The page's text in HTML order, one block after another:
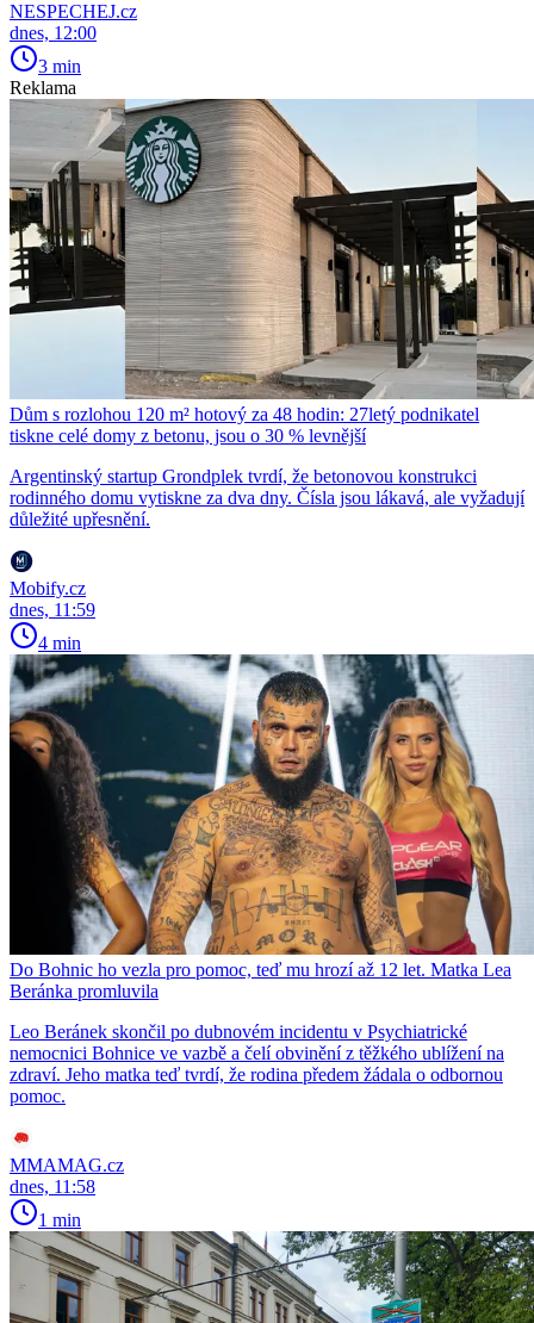
NESPECHEJ.cz
dnes, 12:00
3 min
Reklama
Dům s rozlohou 120 m² hotový za 48 hodin: 27letý podnikatel
tiskne celé domy z betonu, jsou o 30 % levnější
Argentinský startup Grondplek tvrdí, že betonovou konstrukci
rodinného domu vytiskne za dva dny. Čísla jsou lákavá, ale vyžadují
důležité upřesnění.
Mobify.cz
dnes, 11:59
4 min
Do Bohnic ho vezla pro pomoc, teď mu hrozí až 12 let. Matka Lea
Beránka promluvila
Leo Beránek skončil po dubnovém incidentu v Psychiatrické
nemocnici Bohnice ve vazbě a čelí obvinění z těžkého ublížení na
zdraví. Jeho matka teď tvrdí, že rodina předem žádala o odbornou
pomoc.
MMAMAG.cz
dnes, 11:58
1 min